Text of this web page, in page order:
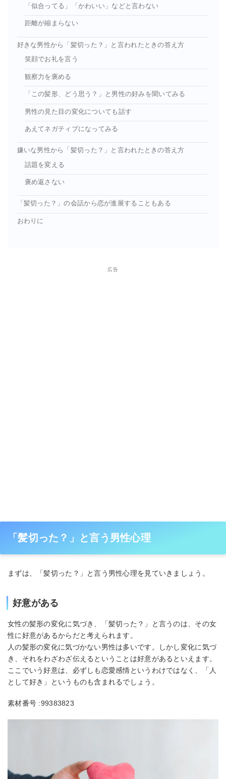
「似合ってる」「かわいい」などと言わない
距離が縮まらない
好きな男性から「髪切った？」と言われたときの答え方
笑顔でお礼を言う
観察力を褒める
「この髪形、どう思う？」と男性の好みを聞いてみる
男性の見た目の変化についても話す
あえてネガティブになってみる
嫌いな男性から「髪切った？」と言われたときの答え方
話題を変える
褒め返さない
「髪切った？」の会話から恋が進展することもある
おわりに
広告
「髪切った？」と言う男性心理
まずは、「髪切った？」と言う男性心理を見ていきましょう。
好意がある
女性の髪形の変化に気づき、「髪切った？」と言うのは、その女
性に好意があるからだと考えられます。
人の髪形の変化に気づかない男性は多いです。しかし変化に気づ
き、それをわざわざ伝えるということは好意があるといえます。
ここでいう好意は、必ずしも恋愛感情というわけではなく、「人
として好き」というものも含まれるでしょう。
素材番号 :99383823